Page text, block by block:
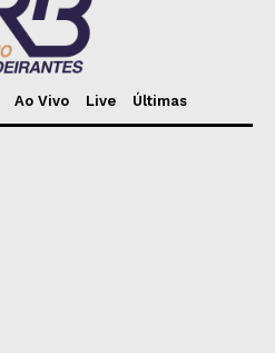
Ao Vivo Live Últimas